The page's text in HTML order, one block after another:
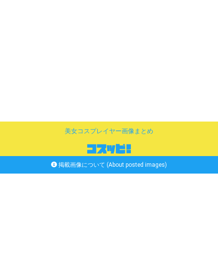
美女コスプレイヤー画像まとめ
掲載画像について (About posted images)